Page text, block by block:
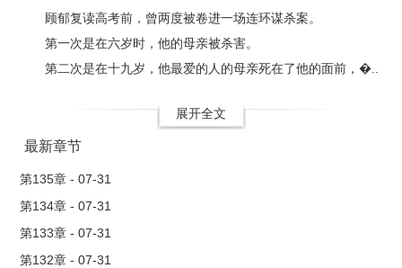
顾郁复读高考前，曾两度被卷进一场连环谋杀案。
第一次是在六岁时，他的母亲被杀害。
第二次是在十九岁，他最爱的人的母亲死在了他的面前，�..
展开全文
最新章节
第135章 - 07-31
第134章 - 07-31
第133章 - 07-31
第132章 - 07-31